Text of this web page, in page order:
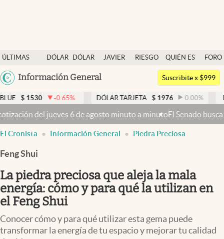
ÚLTIMAS
NOTICIAS
DÓLAR
DÓLAR
JAVIER
RIESGO
QUIÉN ES
QUIÉN
FORO
Argentina
México
Información General
Dólar
Members
Economía y Política
Finanzas y Mercados
Mercados Online
Negocios
Columnistas
Otras secciones
Apertura
Infotechnology
Suscribite x $999
0.65% DÓLAR TARJETA $ 1976 0.00% DÓLAR MEP
a minutoEl Senado busca aprobar la Ley de Propiedad
El Cronista Información General Piedra Preciosa
Feng Shui
La piedra preciosa que aleja la mala
energía: cómo y para qué la utilizan en
el Feng Shui
Conocer cómo y para qué utilizar esta gema puede
transformar la energía de tu espacio y mejorar tu calidad